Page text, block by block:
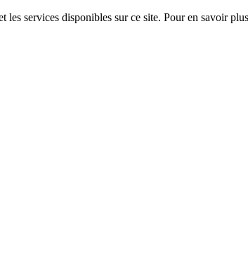
services disponibles sur ce site. Pour en savoir